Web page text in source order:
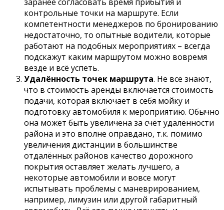
контрольные точки на маршруте. Если
компетентности менеджеров по бронированию
недостаточно, то опытные водители, которые
работают на подобных мероприятиях – всегда
подскажут каким маршрутом можно вовремя
везде и всё успеть.
Удалённость точек маршрута. Не все знают,
что в стоимость аренды включается стоимость
подачи, которая включает в себя мойку и
подготовку автомобиля к мероприятию. Обычно
она может быть увеличена за счёт удалённости
района и это вполне оправдано, т.к. помимо
увеличения дистанции в большинстве
отдалённых районов качество дорожного
покрытия оставляет желать лучшего, а
некоторые автомобили и вовсе могут
испытывать проблемы с маневрированием,
например, лимузин или другой габаритный